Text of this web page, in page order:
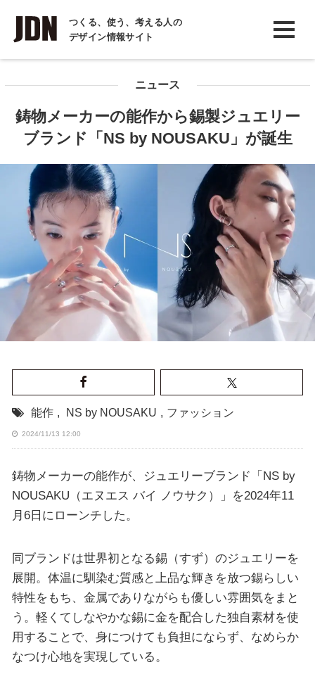
つくる、使う、考える人の
デザイン情報サイト
INTERVIEW
インタビュー
COLUMN
ニュース
鋳物メーカーの能作から錫製ジュエリー
ブランド「NS by NOUSAKU」が誕生
能作 , NS by NOUSAKU , ファッション
2024/11/13 12:00
鋳物メーカーの能作が、ジュエリーブランド「NS by
NOUSAKU（エヌエス バイ ノウサク）」を2024年11
月6日にローンチした。
同ブランドは世界初となる錫（すず）のジュエリーを
展開。体温に馴染む質感と上品な輝きを放つ錫らしい
特性をもち、金属でありながらも優しい雰囲気をまと
う。軽くてしなやかな錫に金を配合した独自素材を使
用することで、身につけても負担にならず、なめらか
なつけ心地を実現している。